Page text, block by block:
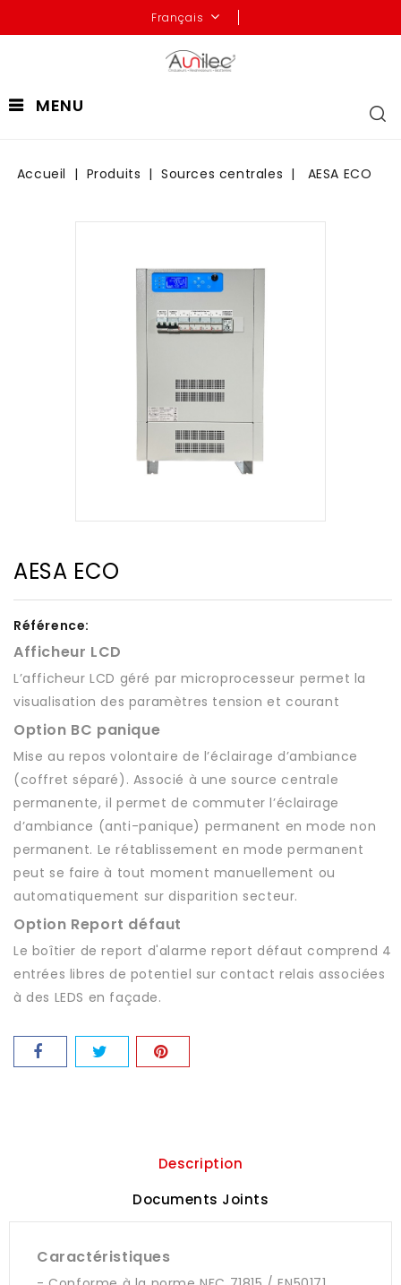
Français
MENU
Accueil Produits Sources centrales AESA ECO
AESA ECO
Référence:
Afficheur LCD
L’afficheur LCD géré par microprocesseur permet la
visualisation des paramètres tension et courant
Option BC panique
Mise au repos volontaire de l’éclairage d’ambiance
(coffret séparé). Associé à une source centrale
permanente, il permet de commuter l’éclairage
d’ambiance (anti-panique) permanent en mode non
permanent. Le rétablissement en mode permanent
peut se faire à tout moment manuellement ou
automatiquement sur disparition secteur.
Option Report défaut
Le boîtier de report d'alarme report défaut comprend 4
entrées libres de potentiel sur contact relais associées
à des LEDS en façade.
Description
Documents Joints
Caractéristiques